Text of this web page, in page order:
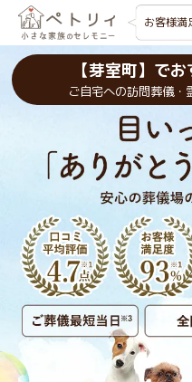
お客様満
【芽室町】で
ご自宅への訪問葬儀・